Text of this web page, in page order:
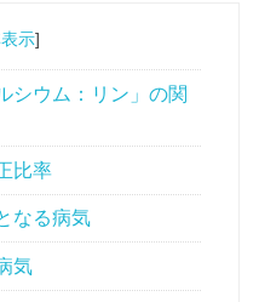
示]
シウム：リン」の関
比率
なる病気
気